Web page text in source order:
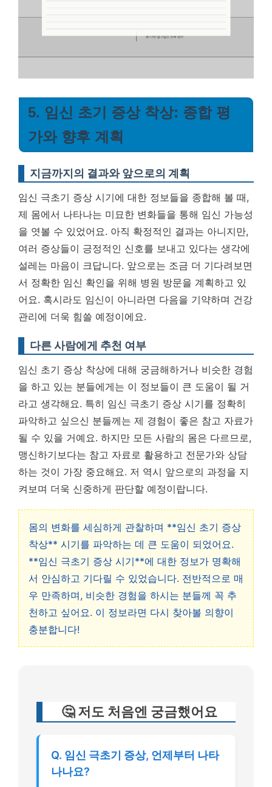
5. 임신 초기 증상 착상: 종합 평
가와 향후 계획
지금까지의 결과와 앞으로의 계획
임신 극초기 증상 시기에 대한 정보들을 종합해 볼 때,
제 몸에서 나타나는 미묘한 변화들을 통해 임신 가능성
을 엿볼 수 있었어요. 아직 확정적인 결과는 아니지만,
여러 증상들이 긍정적인 신호를 보내고 있다는 생각에
설레는 마음이 크답니다. 앞으로는 조금 더 기다려보면
서 정확한 임신 확인을 위해 병원 방문을 계획하고 있
어요. 혹시라도 임신이 아니라면 다음을 기약하며 건강
관리에 더욱 힘쓸 예정이에요.
다른 사람에게 추천 여부
임신 초기 증상 착상에 대해 궁금해하거나 비슷한 경험
을 하고 있는 분들에게는 이 정보들이 큰 도움이 될 거
라고 생각해요. 특히 임신 극초기 증상 시기를 정확히
파악하고 싶으신 분들께는 제 경험이 좋은 참고 자료가
될 수 있을 거예요. 하지만 모든 사람의 몸은 다르므로,
맹신하기보다는 참고 자료로 활용하고 전문가와 상담
하는 것이 가장 중요해요. 저 역시 앞으로의 과정을 지
켜보며 더욱 신중하게 판단할 예정이랍니다.
몸의 변화를 세심하게 관찰하며 **임신 초기 증상
착상** 시기를 파악하는 데 큰 도움이 되었어요.
**임신 극초기 증상 시기**에 대한 정보가 명확해
서 안심하고 기다릴 수 있었습니다. 전반적으로 매
우 만족하며, 비슷한 경험을 하시는 분들께 꼭 추
천하고 싶어요. 이 정보라면 다시 찾아볼 의향이
충분합니다!
🤔 저도 처음엔 궁금했어요
Q. 임신 극초기 증상, 언제부터 나타
나나요?